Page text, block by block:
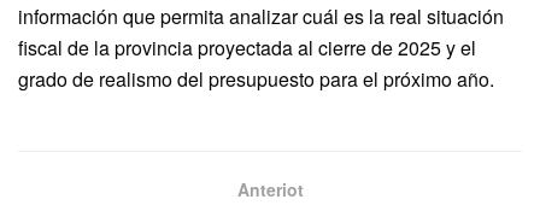
información que permita analizar cuál es la real situación
fiscal de la provincia proyectada al cierre de 2025 y el
grado de realismo del presupuesto para el próximo año.
Anteriot